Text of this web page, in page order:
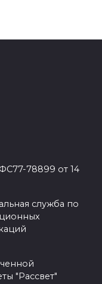
78899 от 14
служба по
"Рассвет"